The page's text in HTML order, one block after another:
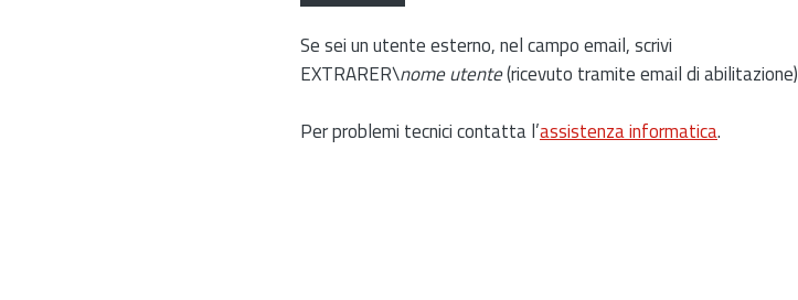
Se sei un utente esterno, nel campo email, scrivi
EXTRARER\nome utente(ricevuto tramite email di abilitazione)
Per problemi tecnici contatta l’assistenza informatica.